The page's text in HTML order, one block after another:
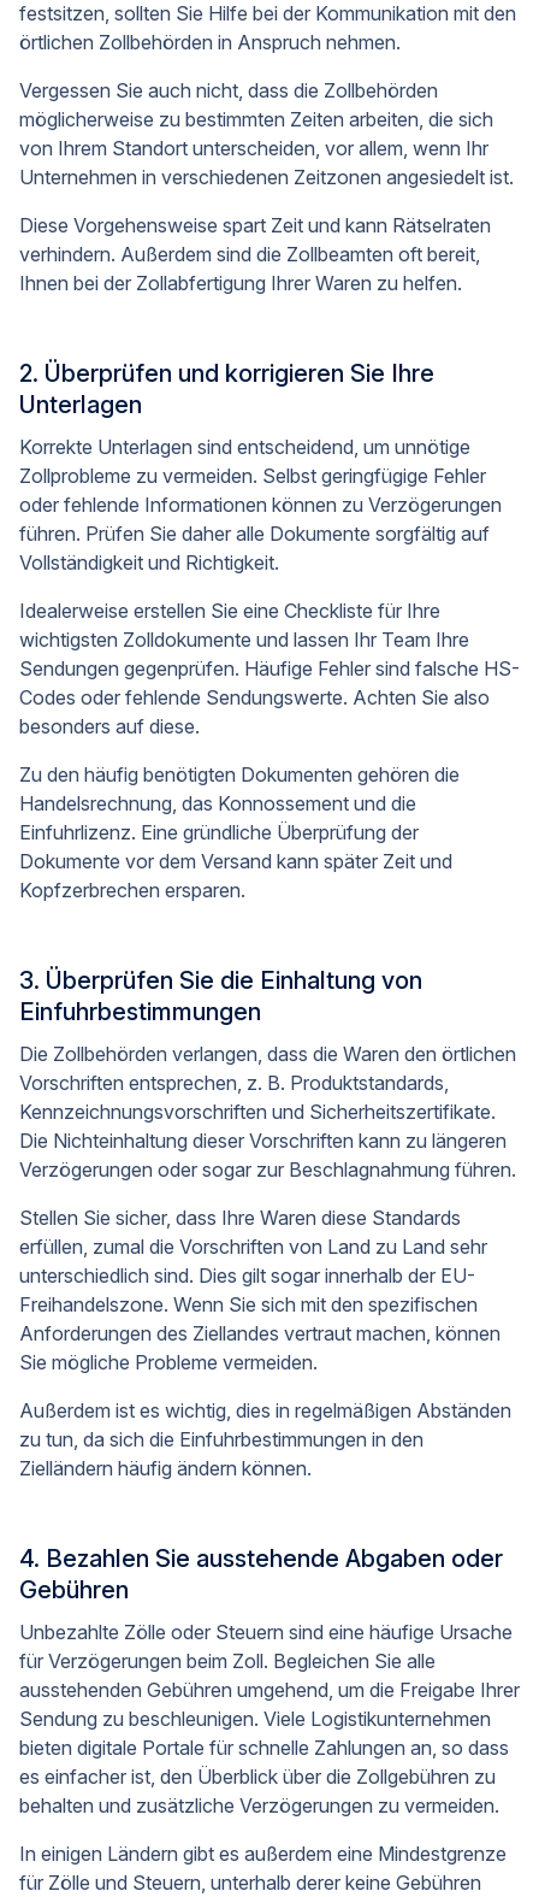
festsitzen, sollten Sie Hilfe bei der Kommunikation mit den
örtlichen Zollbehörden in Anspruch nehmen.
Vergessen Sie auch nicht, dass die Zollbehörden
möglicherweise zu bestimmten Zeiten arbeiten, die sich
von Ihrem Standort unterscheiden, vor allem, wenn Ihr
Unternehmen in verschiedenen Zeitzonen angesiedelt ist.
Diese Vorgehensweise spart Zeit und kann Rätselraten
verhindern. Außerdem sind die Zollbeamten oft bereit,
Ihnen bei der Zollabfertigung Ihrer Waren zu helfen.
2. Überprüfen und korrigieren Sie Ihre
Unterlagen
Korrekte Unterlagen sind entscheidend, um unnötige
Zollprobleme zu vermeiden. Selbst geringfügige Fehler
oder fehlende Informationen können zu Verzögerungen
führen. Prüfen Sie daher alle Dokumente sorgfältig auf
Vollständigkeit und Richtigkeit.
Idealerweise erstellen Sie eine Checkliste für Ihre
wichtigsten Zolldokumente und lassen Ihr Team Ihre
Sendungen gegenprüfen. Häufige Fehler sind falsche HS-
Codes oder fehlende Sendungswerte. Achten Sie also
besonders auf diese.
Zu den häufig benötigten Dokumenten gehören die
Handelsrechnung, das Konnossement und die
Einfuhrlizenz. Eine gründliche Überprüfung der
Dokumente vor dem Versand kann später Zeit und
Kopfzerbrechen ersparen.
3. Überprüfen Sie die Einhaltung von
Einfuhrbestimmungen
Die Zollbehörden verlangen, dass die Waren den örtlichen
Vorschriften entsprechen, z. B. Produktstandards,
Kennzeichnungsvorschriften und Sicherheitszertifikate.
Die Nichteinhaltung dieser Vorschriften kann zu längeren
Verzögerungen oder sogar zur Beschlagnahmung führen.
Stellen Sie sicher, dass Ihre Waren diese Standards
erfüllen, zumal die Vorschriften von Land zu Land sehr
unterschiedlich sind. Dies gilt sogar innerhalb der EU-
Freihandelszone. Wenn Sie sich mit den spezifischen
Anforderungen des Ziellandes vertraut machen, können
Sie mögliche Probleme vermeiden.
Außerdem ist es wichtig, dies in regelmäßigen Abständen
zu tun, da sich die Einfuhrbestimmungen in den
Zielländern häufig ändern können.
4. Bezahlen Sie ausstehende Abgaben oder
Gebühren
Unbezahlte Zölle oder Steuern sind eine häufige Ursache
für Verzögerungen beim Zoll. Begleichen Sie alle
ausstehenden Gebühren umgehend, um die Freigabe Ihrer
Sendung zu beschleunigen. Viele Logistikunternehmen
bieten digitale Portale für schnelle Zahlungen an, so dass
es einfacher ist, den Überblick über die Zollgebühren zu
behalten und zusätzliche Verzögerungen zu vermeiden.
In einigen Ländern gibt es außerdem eine Mindestgrenze
für Zölle und Steuern, unterhalb derer keine Gebühren